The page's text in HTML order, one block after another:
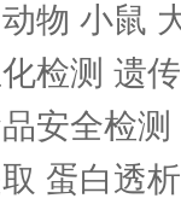
物 小鼠
检测 遗
安全检
蛋白透